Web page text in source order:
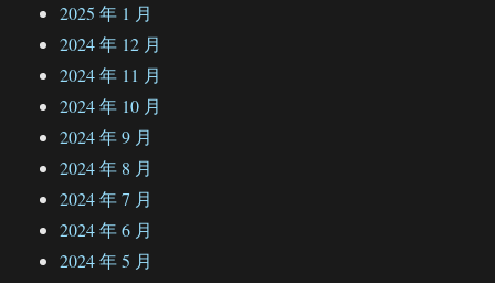
2025 年 1 月
2024 年 12 月
2024 年 11 月
2024 年 10 月
2024 年 9 月
2024 年 8 月
2024 年 7 月
2024 年 6 月
2024 年 5 月